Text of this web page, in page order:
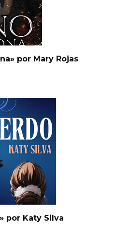
por Mary Rojas
por Katy Silva